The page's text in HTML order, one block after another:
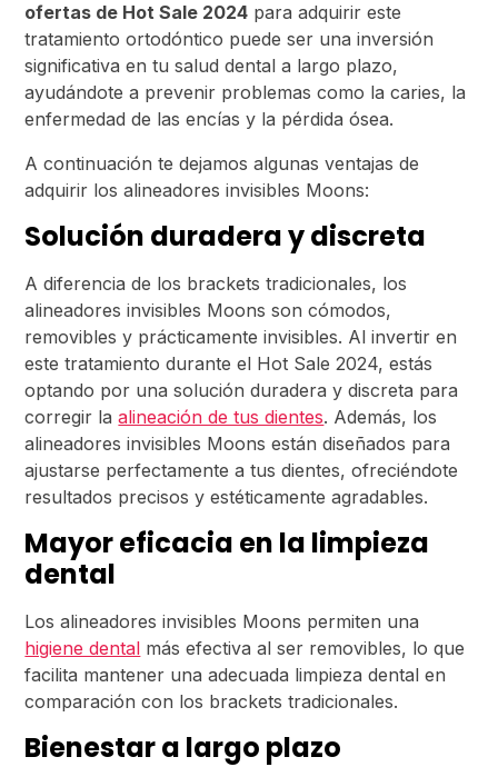
ofertas de Hot Sale 2024 para adquirir este
tratamiento ortodóntico puede ser una inversión
significativa en tu salud dental a largo plazo,
ayudándote a prevenir problemas como la caries, la
enfermedad de las encías y la pérdida ósea.
A continuación te dejamos algunas ventajas de
adquirir los alineadores invisibles Moons:
Solución duradera y discreta
A diferencia de los brackets tradicionales, los
alineadores invisibles Moons son cómodos,
removibles y prácticamente invisibles. Al invertir en
este tratamiento durante el Hot Sale 2024, estás
optando por una solución duradera y discreta para
corregir laalineación de tus dientes. Además, los
alineadores invisibles Moons están diseñados para
ajustarse perfectamente a tus dientes, ofreciéndote
resultados precisos y estéticamente agradables.
Mayor eficacia en la limpieza
dental
Los alineadores invisibles Moons permiten una
higiene dental más efectiva al ser removibles, lo que
facilita mantener una adecuada limpieza dental en
comparación con los brackets tradicionales.
Bienestar a largo plazo